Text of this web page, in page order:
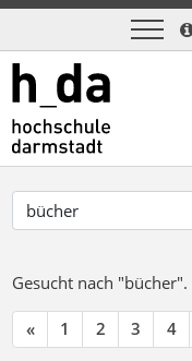
Gesucht nach "bücher".
« 1 2 3 4